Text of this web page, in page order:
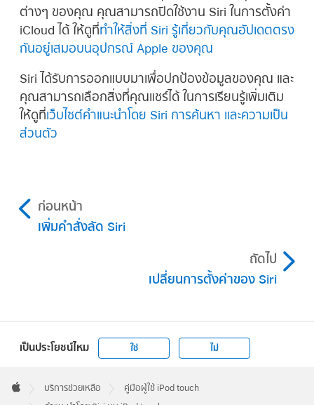
ต่างๆ ของคุณ คุณสามารถปิดใช้งาน Siri ในการตั้งค่า
iCloud ได้ ให้ดูที่ทำให้สิ่งที่ Siri รู้เกี่ยวกับคุณอัปเดตตรง
กันอยู่เสมอบนอุปกรณ์ Apple ของคุณ
Siri ได้รับการออกแบบมาเพื่อปกป้องข้อมูลของคุณ และ
คุณสามารถเลือกสิ่งที่คุณแชร์ได้ ในการเรียนรู้เพิ่มเติม
ให้ดูที่เว็บไซต์คำแนะนำโดย Siri การค้นหา และความเป็น
ส่วนตัว
ก่อนหน้า
เพิ่มคำสั่งลัด Siri
ถัดไป
เปลี่ยนการตั้งค่าของ Siri
เป็นประโยชน์ไหม ใช่ ไม่
Footer

บริการช่วยเหลือ คู่มือผู้ใช้ iPod touch